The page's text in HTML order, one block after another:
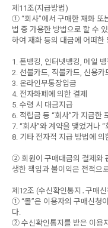
제11조(지급방법)
① “회사”에서 구매한 재화 또
법 중 가용한 방법으로 할 수
하여 재화 등의 대금에 어떠한
1. 폰뱅킹, 인터넷뱅킹, 메일
2. 선불카드, 직불카드, 신용카
3. 온라인무통장입금
4. 전자화폐에 의한 결제
5. 수령 시 대금지급
6. 적립금 등 “회사”가 지급한
7. “회사”와 계약을 맺었거나
8. 기타 전자적 지급 방법에 의
② 회원이 구매대금의 결제와
생한 책임과 불이익은 전적으
제12조 (수신확인통지․구매
① “몰”은 이용자의 구매신청
다.
② 수신확인통지를 받은 이용